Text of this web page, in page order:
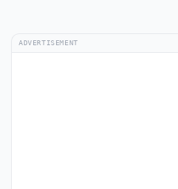
ADVERTISEMENT